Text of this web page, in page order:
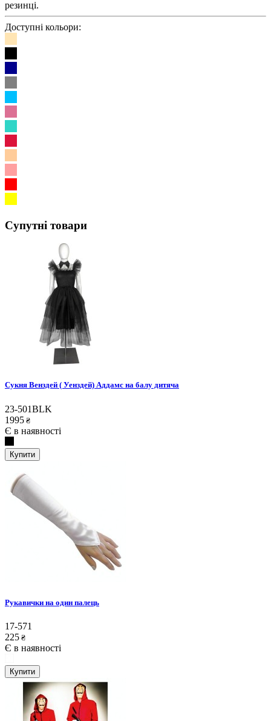
резинці.
Доступні кольори:
Супутні товари
Сукня Венздей ( Уенздей) Аддамс на балу дитяча
23-501BLK
1995 ₴
Є в наявності
Купити
Рукавички на один палець
17-571
225 ₴
Є в наявності
Купити